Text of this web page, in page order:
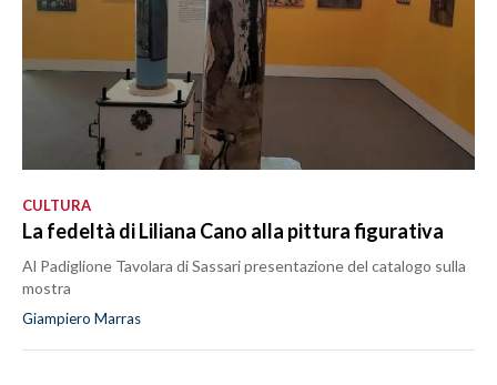
CULTURA
La fedeltà di Liliana Cano alla pittura figurativa
Al Padiglione Tavolara di Sassari presentazione del catalogo sulla
mostra
Giampiero Marras